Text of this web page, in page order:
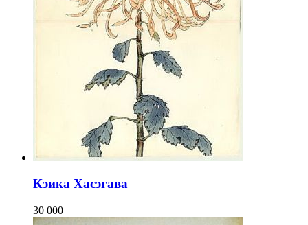
Кэика Хасэгава
30 000